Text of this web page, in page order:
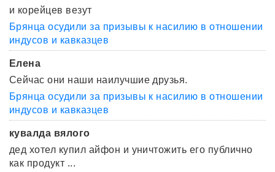
и корейцев везут
Брянца осудили за призывы к насилию в отношении
индусов и кавказцев
Елена
Сейчас они наши наилучшие друзья.
Брянца осудили за призывы к насилию в отношении
индусов и кавказцев
кувалда вялого
дед хотел купил айфон и уничтожить его публично
как продукт ...